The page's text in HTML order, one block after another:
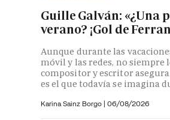
Guille Galván: «¿Una
verano? ¡Gol de
Aunque durante las
móvil y las redes, no siempre
compositor y escritor
es el que todavía se imagina
Karina Sainz Borgo | 06/08/2026